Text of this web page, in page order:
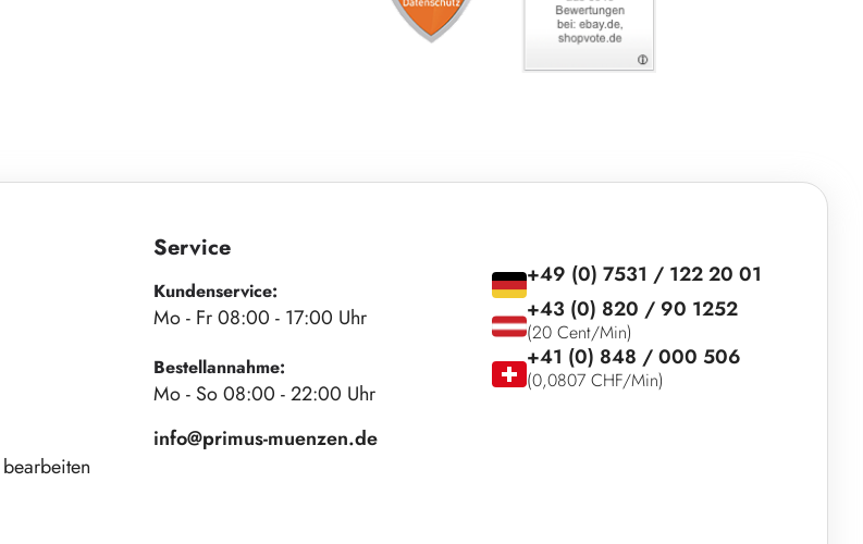
Service
Kundenservice:
Mo - Fr 08:00 - 17:00 Uhr
Bestellannahme:
Mo - So 08:00 - 22:00 Uhr
info@primus-muenzen.de
+49 (0) 7531 / 122 20 01
+43 (0) 820 / 90 1252
(20 Cent/Min)
+41 (0) 848 / 000 506
(0,0807 CHF/Min)